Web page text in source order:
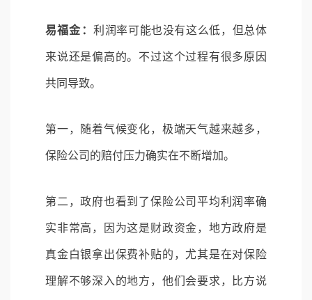
易福金： 利润率可能也没有这么低，但总体
来说还是偏高的。不过这个过程有很多原因
共同导致。
第一，随着气候变化，极端天气越来越多，
保险公司的赔付压力确实在不断增加。
第二，政府也看到了保险公司平均利润率确
实非常高，因为这是财政资金，地方政府是
真金白银拿出保费补贴的，尤其是在对保险
理解不够深入的地方，他们会要求，比方说